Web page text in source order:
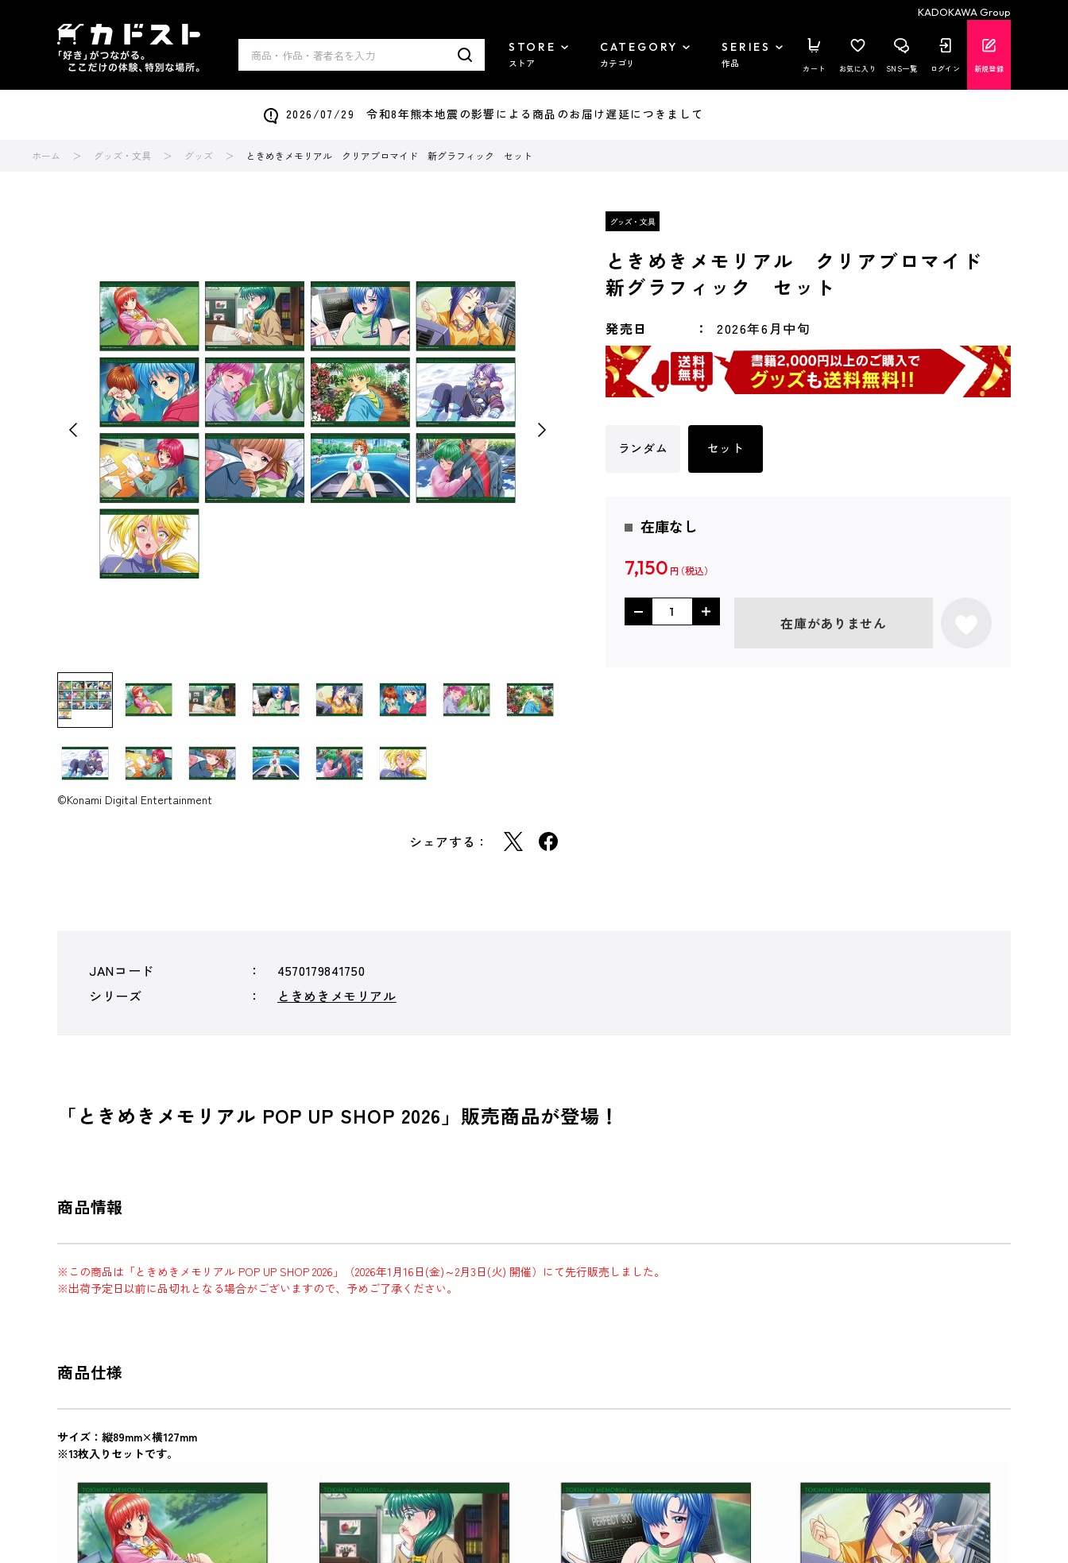
KADOKAWA Group
STORE
ストア
CATEGORY
カテゴリ
SERIES
作品 カート お気に入り SNS一覧 ログイン 新規登録
2026/07/29 令和8年熊本地震の影響による商品のお届け遅延につきまして
ホーム グッズ・文具 グッズ ときめきメモリアル クリアブロマイド 新グラフィック セット
©Konami Digital Entertainment
シェアする：
ときめきメモリアル クリアブロマイド
新グラフィック セット
発売日 2026年6月中旬
ランダム セット
在庫なし
7,150 円
在庫がありません
JANコード
4570179841750
シリーズ
ときめきメモリアル
「ときめきメモリアル POP UP SHOP 2026」販売商品が登場！
商品情報
※この商品は「ときめきメモリアル POP UP SHOP 2026」（2026年1月16日(金)～2月3日(火) 開催）にて先行販売しました。
※出荷予定日以前に品切れとなる場合がございますので、予めご了承ください。
商品仕様
サイズ：縦89mm×横127mm
※13枚入りセットです。